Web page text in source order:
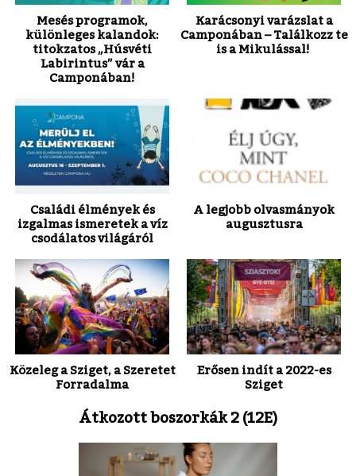
Mesés programok,
különleges kalandok:
titokzatos „Húsvéti
Labirintus” vár a
Camponában!
Karácsonyi varázslat a
Camponában – Találkozz te
is a Mikulással!
Családi élmények és
izgalmas ismeretek a víz
csodálatos világáról
A legjobb olvasmányok
augusztusra
Közeleg a Sziget, a Szeretet
Forradalma
Erősen indít a 2022-es
Sziget
Átkozott boszorkák 2 (12E)